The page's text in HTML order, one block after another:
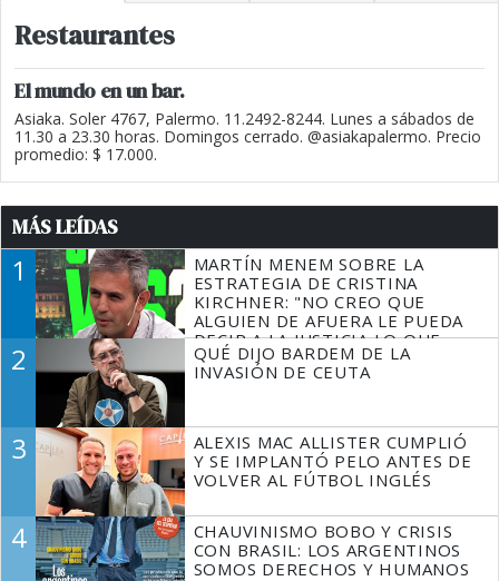
Restaurantes
El mundo en un bar.
Asiaka. Soler 4767, Palermo. 11.2492-8244. Lunes a sábados de
11.30 a 23.30 horas. Domingos cerrado. @asiakapalermo. Precio
promedio: $ 17.000.
MÁS LEÍDAS
1
MARTÍN MENEM SOBRE LA
ESTRATEGIA DE CRISTINA
KIRCHNER: "NO CREO QUE
ALGUIEN DE AFUERA LE PUEDA
DECIR A LA JUSTICIA LO QUE
TIENE QUE HACER"
2
QUÉ DIJO BARDEM DE LA
INVASIÓN DE CEUTA
3
ALEXIS MAC ALLISTER CUMPLIÓ
Y SE IMPLANTÓ PELO ANTES DE
VOLVER AL FÚTBOL INGLÉS
4
CHAUVINISMO BOBO Y CRISIS
CON BRASIL: LOS ARGENTINOS
SOMOS DERECHOS Y HUMANOS